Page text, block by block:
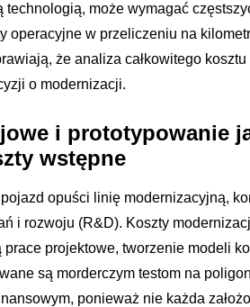
technologią, może wymagać
operacyjne w przeliczeniu na
że analiza całkowitego
o modernizacji.
i prototypowanie
wstępne
opuści linię modernizacyjną,
i rozwoju (R&D). Koszty
prace projektowe, tworzenie modeli
są morderczym testom na
ponieważ nie każda